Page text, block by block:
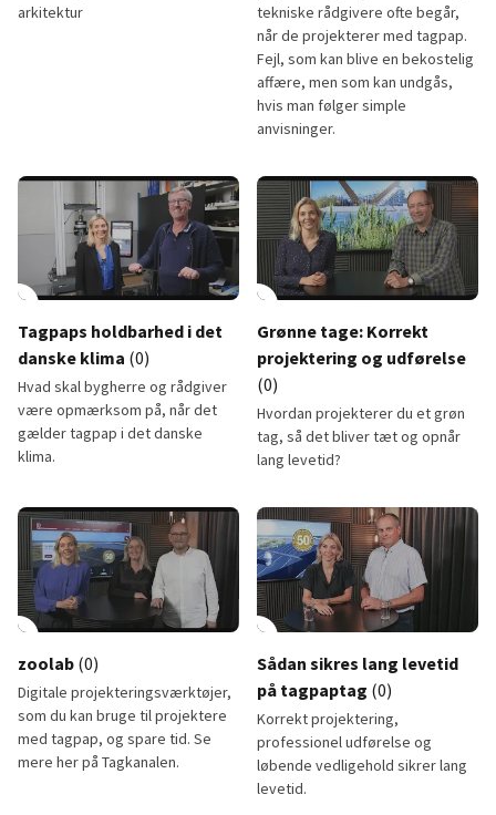
arkitektur
tekniske rådgivere ofte begår,
når de projekterer med tagpap.
Fejl, som kan blive en bekostelig
affære, men som kan undgås,
hvis man følger simple
anvisninger.
Tagpaps holdbarhed i det
danske klima (0)
Hvad skal bygherre og rådgiver
være opmærksom på, når det
gælder tagpap i det danske
klima.
Tagpaps holdbarhed i det danske klima
play_circle
13:23
Grønne tage: Korrekt
projektering og udførelse
(0)
Hvordan projekterer du et grøn
tag, så det bliver tæt og opnår
lang levetid?
Grønne tage: Korrekt
zoolab (0)
Digitale projekteringsværktøjer,
som du kan bruge til projektere
med tagpap, og spare tid. Se
mere her på Tagkanalen.
play_circle
8:47
Sådan sikres lang levetid
på tagpaptag (0)
Korrekt projektering,
professionel udførelse og
løbende vedligehold sikrer lang
levetid.